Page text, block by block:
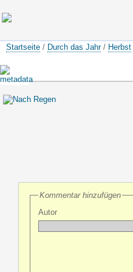
Startseite / Durch das Jahr/ Herbst
Kommentar hinzufügen
Autor